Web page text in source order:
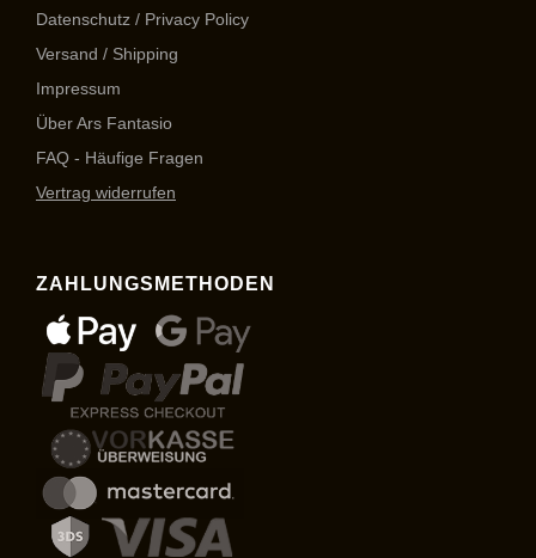
Datenschutz / Privacy Policy
Versand / Shipping
Impressum
Über Ars Fantasio
FAQ - Häufige Fragen
Vertrag widerrufen
ZAHLUNGSMETHODEN